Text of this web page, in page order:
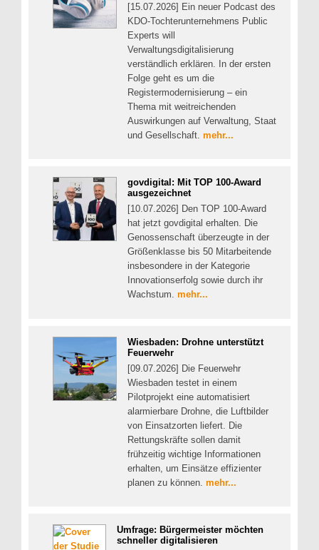
[15.07.2026] Ein neuer Podcast des
KDO-Tochterunternehmens Public
Experts will
Verwaltungsdigitalisierung
verständlich erklären. In der ersten
Folge geht es um die
Registermodernisierung – ein
Thema mit weitreichenden
Auswirkungen auf Verwaltung, Staat
und Gesellschaft. mehr...
govdigital: Mit TOP 100-Award
ausgezeichnet
[10.07.2026] Den TOP 100-Award
hat jetzt govdigital erhalten. Die
Genossenschaft überzeugte in der
Größenklasse bis 50 Mitarbeitende
insbesondere in der Kategorie
Innovationserfolg sowie durch ihr
Wachstum. mehr...
Wiesbaden: Drohne unterstützt
Feuerwehr
[09.07.2026] Die Feuerwehr
Wiesbaden testet in einem
Pilotprojekt eine automatisiert
alarmierbare Drohne, die Luftbilder
von Einsatzorten liefert. Die
Rettungskräfte sollen damit
frühzeitig wichtige Informationen
erhalten, um Einsätze effizienter
planen zu können. mehr...
Umfrage: Bürgermeister möchten
schneller digitalisieren